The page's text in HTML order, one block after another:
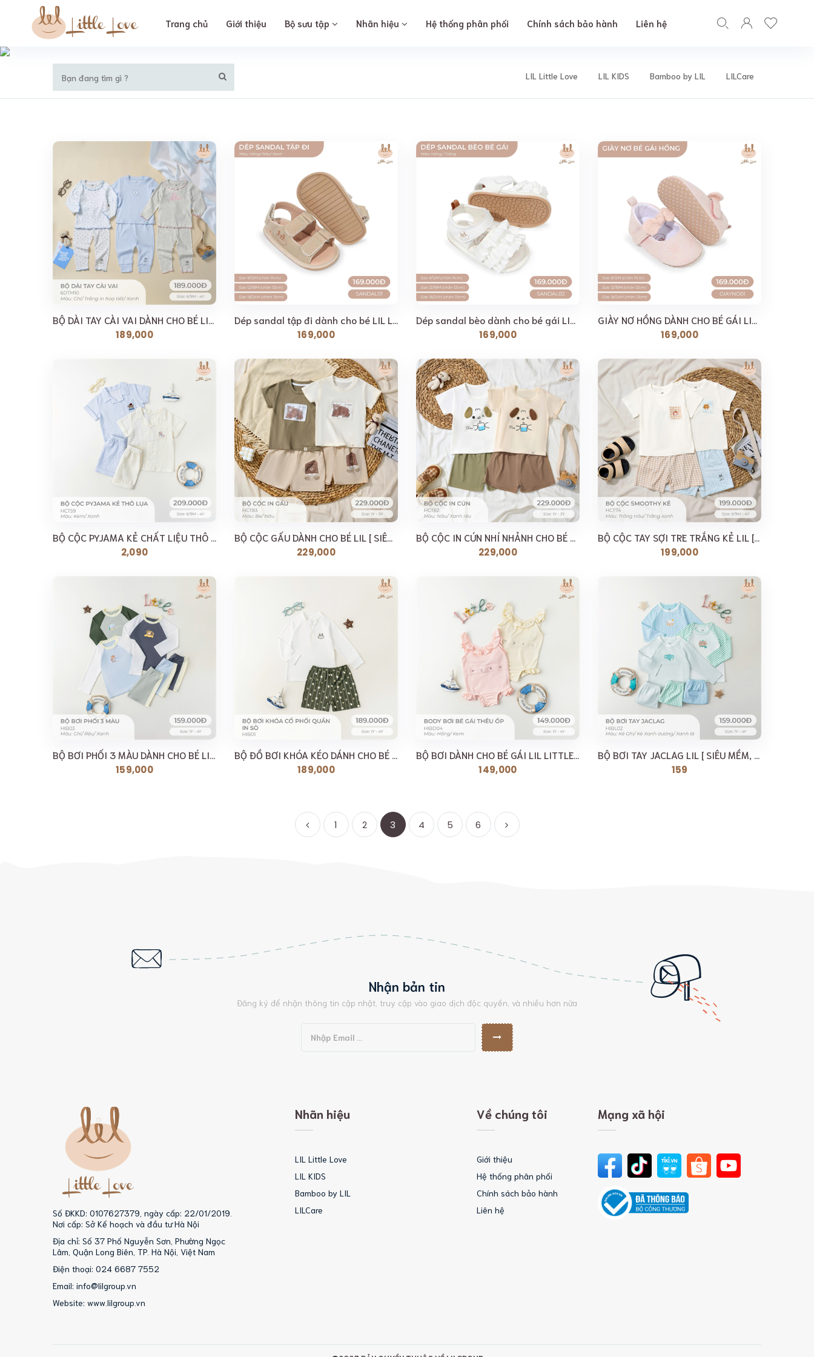
Trang chủ Giới thiệu Bộ sưu tập Nhãn hiệu Hệ thống phân phối Chính sách bảo hành Liên hệ
LIL Little Love LIL KIDS Bamboo by LIL LILCare
189,000
169,000
169,000
169,000
2,090
229,000
229,000
199,000
159,000
189,000
149,000
159
1 2 3 4 5 6
Nhận bản tin
Đăng ký để nhận thông tin cập nhật, truy cập vào giao dịch độc quyền, và nhiều hơn nữa
Số ĐKKD: 0107627379, ngày cấp: 22/01/2019.
Nơi cấp: Sở Kế hoạch và đầu tư Hà Nội
Địa chỉ: Số 37 Phố Nguyễn Sơn, Phường Ngọc
Lâm, Quận Long Biên, TP. Hà Nội, Việt Nam
Điện thoại: 024 6687 7552
Email: info@lilgroup.vn
Website: www.lilgroup.vn
Nhãn hiệu
LIL Little Love
LIL KIDS
Bamboo by LIL
LILCare
Về chúng tôi
Giới thiệu
Hệ thống phân phối
Chính sách bảo hành
Liên hệ
Mạng xã hội